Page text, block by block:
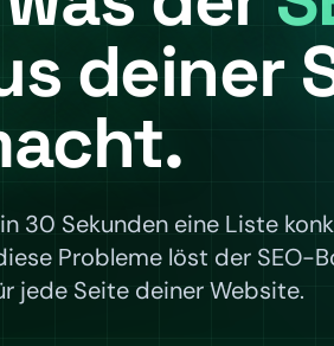
deiner
30 Sekunden eine Liste
Probleme löst der SEO-
jede Seite deiner Website.